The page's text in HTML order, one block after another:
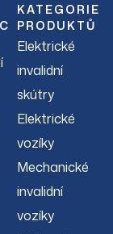
KATEGORIE
PRODUKTŮ
Elektrické
invalidní
skútry
Elektrické
vozíky
Mechanické
invalidní
vozíky